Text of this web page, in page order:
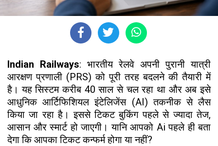
Indian Railways: भारतीय रेलवे अपनी पुरानी यात्री
आरक्षण प्रणाली (PRS) को पूरी तरह बदलने की तैयारी में
है। यह सिस्टम करीब 40 साल से चल रहा था और अब इसे
आधुनिक आर्टिफिशियल इंटेलिजेंस (AI) तकनीक से लैस
किया जा रहा है। इससे टिकट बुकिंग पहले से ज्यादा तेज,
आसान और स्मार्ट हो जाएगी। यानि आपको Ai पहले ही बता
देगा कि आपका टिकट कन्फर्म होगा या नहीं?